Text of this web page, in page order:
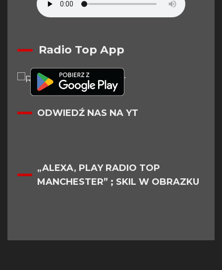
Radio Top App
ODWIEDŹ NAS NA YT
„ALEXA, PLAY RADIO TOP
MANCHESTER” ; SKIL W OBRAZKU